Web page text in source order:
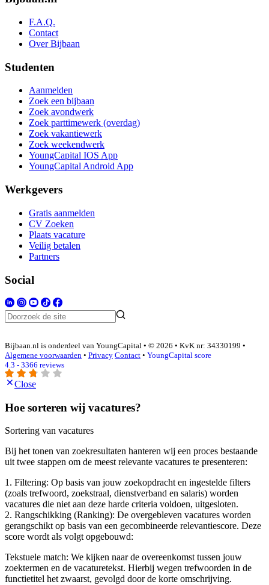
F.A.Q.
Contact
Over Bijbaan
Studenten
Aanmelden
Zoek een bijbaan
Zoek avondwerk
Zoek parttimewerk (overdag)
Zoek vakantiewerk
Zoek weekendwerk
YoungCapital IOS App
YoungCapital Android App
Werkgevers
Gratis aanmelden
CV Zoeken
Plaats vacature
Veilig betalen
Partners
Social
Bijbaan.nl is onderdeel van YoungCapital • © 2026 • KvK nr: 34330199 •
Algemene voorwaarden • Privacy Contact • YoungCapital score
4.3 - 3366 reviews
Close
Hoe sorteren wij vacatures?
Sortering van vacatures
Bij het tonen van zoekresultaten hanteren wij een proces bestaande
uit twee stappen om de meest relevante vacatures te presenteren:
1. Filtering: Op basis van jouw zoekopdracht en ingestelde filters
(zoals trefwoord, zoekstraal, dienstverband en salaris) worden
vacatures die niet aan deze harde criteria voldoen, uitgesloten.
2. Rangschikking (Ranking): De overgebleven vacatures worden
gerangschikt op basis van een gecombineerde relevantiescore. Deze
score wordt als volgt opgebouwd:
Tekstuele match: We kijken naar de overeenkomst tussen jouw
zoektermen en de vacaturetekst. Hierbij wegen trefwoorden in de
functietitel het zwaarst, gevolgd door de korte omschrijving.